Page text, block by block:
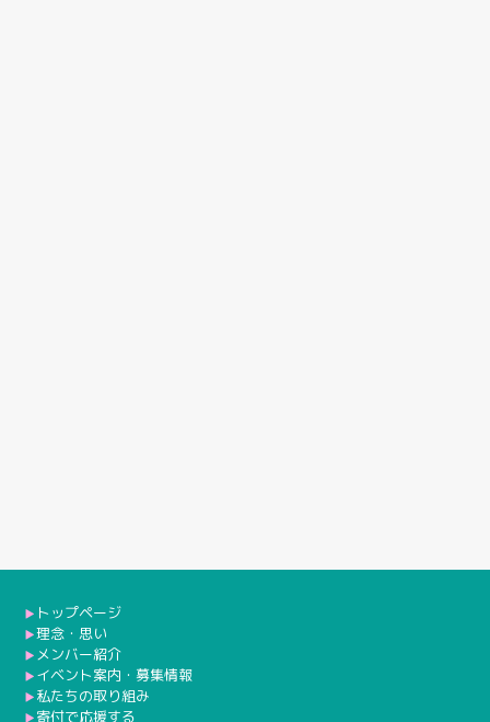
▶︎ トップページ
▶︎理念・思い
▶︎ メンバー紹介
▶︎ イベント案内・募集情報
▶︎ 私たちの取り組み
▶︎ 寄付で応援する